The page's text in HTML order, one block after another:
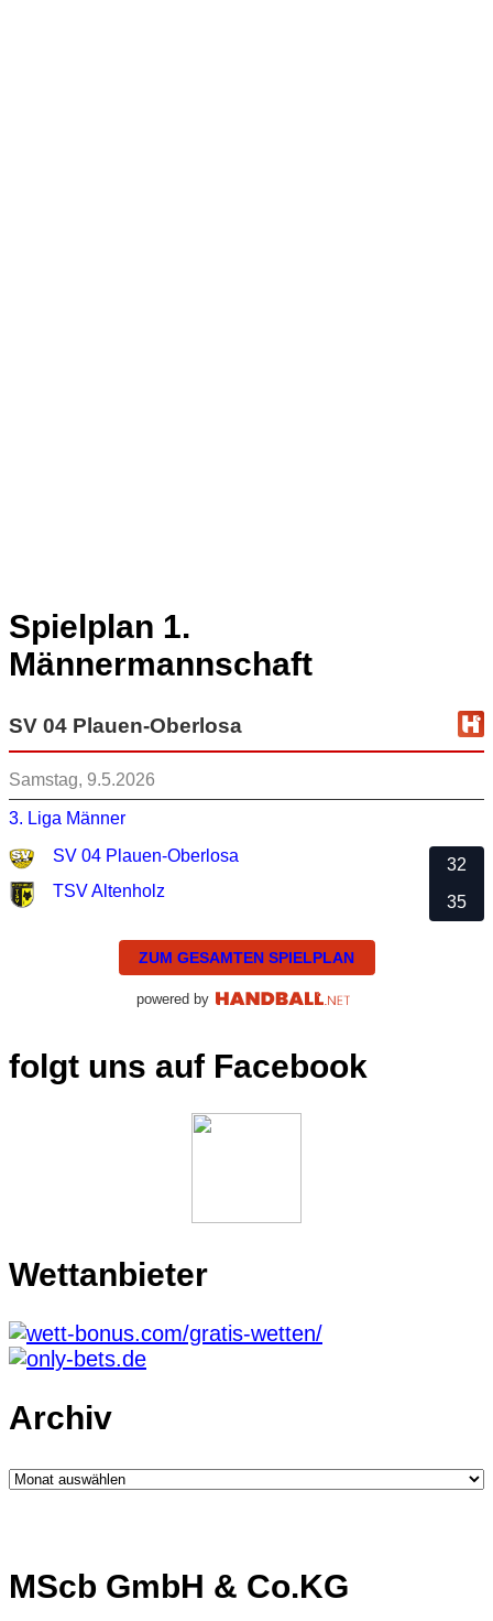
Spielplan 1.
Männermannschaft
SV 04 Plauen-Oberlosa
Samstag, 9.5.2026
3. Liga Männer
SV 04 Plauen-Oberlosa
TSV Altenholz
32
35
ZUM GESAMTEN SPIELPLAN
powered by
folgt uns auf Facebook
Wettanbieter
Archiv
Archiv
MScb GmbH & Co.KG